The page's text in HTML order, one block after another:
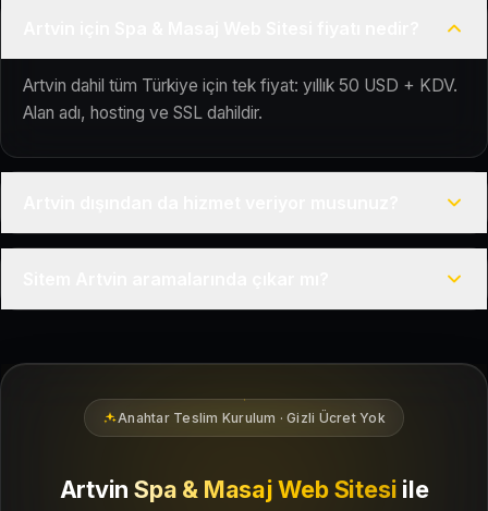
Artvin dahil tüm Türkiye için tek fiyat: yıllık 50 USD + KDV.
Alan adı, hosting ve SSL dahildir.
Artvin bölgesindeki yerel müşterilerin sizi bulmasına
Anahtar Teslim Kurulum · Gizli Ücret Yok
ArtvinSpa & Masaj Web Sitesi ile